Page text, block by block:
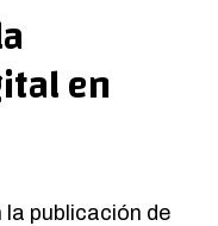
en
la publicación de